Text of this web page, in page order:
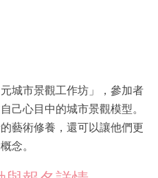
城市景觀工作坊」，參加者
己心目中的城市景觀模型。
藝術修養，還可以讓他們更
念。